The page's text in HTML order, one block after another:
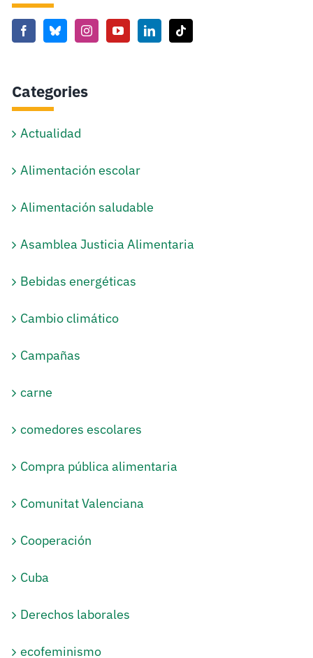
Categories
Actualidad
Alimentación escolar
Alimentación saludable
Asamblea Justicia Alimentaria
Bebidas energéticas
Cambio climático
Campañas
carne
comedores escolares
Compra pública alimentaria
Comunitat Valenciana
Cooperación
Cuba
Derechos laborales
ecofeminismo